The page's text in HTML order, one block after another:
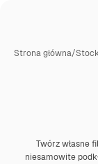
Strona główna/
Twórz własne
niesamowite